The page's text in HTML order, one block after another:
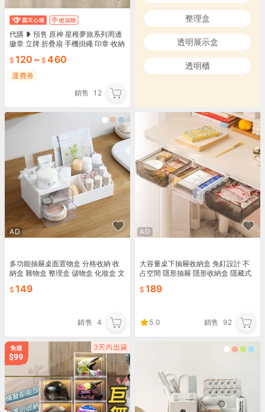
代購 ❥ 預售 原神 星稚夢旅系列周邊
徽章 立牌 折疊扇 手機掛繩 印章 收納
120 ~ 460
運費券
銷售 12
整理盒
透明展示盒
透明櫃
AD
多功能抽屜桌面置物盒 分格收納 收
納盒 雜物盒 整理盒 儲物盒 化妝盒 文
家庭百貨
149
銷售 4
AD
大容量桌下抽屜收納盒 免釘設計 不
占空間 隱形抽屜 隱形收納盒 隱藏式
翰家庭百貨
189
5.0 銷售 92